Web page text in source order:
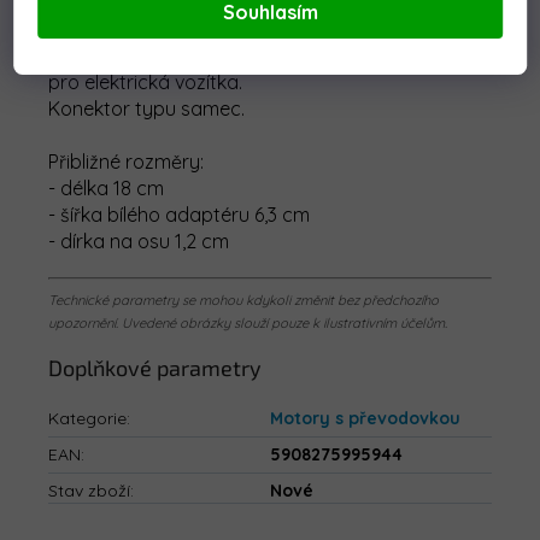
Souhlasím
Detailní popis produktu
pro elektrická vozítka.
Konektor typu samec.
Přibližné rozměry:
- délka 18 cm
- šířka bílého adaptéru 6,3 cm
- dírka na osu 1,2 cm
Technické parametry se mohou kdykoli změnit bez předchozího
upozornění. Uvedené obrázky slouží pouze k ilustrativním účelům.
Doplňkové parametry
Kategorie:
Motory s převodovkou
EAN:
5908275995944
Stav zboží: Nové